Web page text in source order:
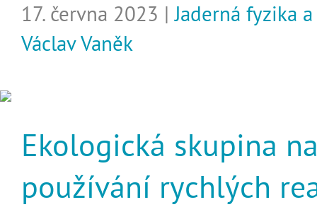
17. června 2023 |Jaderná fyzika
Václav Vaněk
Ekologická skupina
používání rychlých